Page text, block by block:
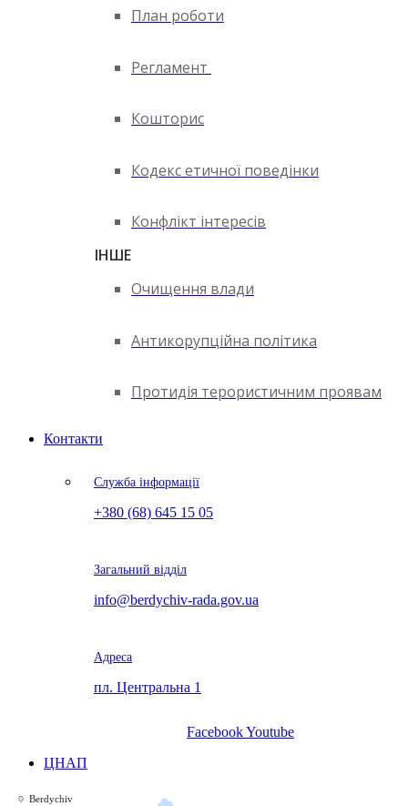
План роботи
Регламент
Кошторис
Кодекс етичної поведінки
Конфлікт інтересів
ІНШЕ
Очищення влади
Антикорупційна політика
Протидія терористичним проявам
Контакти
Служба інформації
+380 (68) 645 15 05
Загальний відділ
info@berdychiv-rada.gov.ua
Адреса
пл. Центральна 1
FacebookYoutube
ЦНАП
Berdychiv